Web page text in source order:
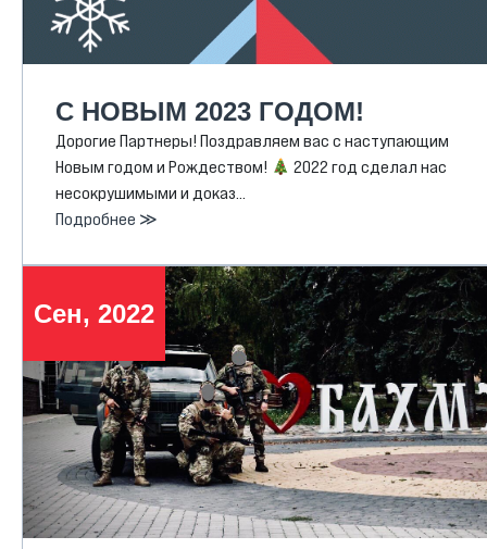
С НОВЫМ 2023 ГОДОМ!
Дорогие Партнеры! Поздравляем вас с наступающим
Новым годом и Рождеством!
2022 год сделал нас
несокрушимыми и доказ…
Подробнее ≫
Сен, 2022